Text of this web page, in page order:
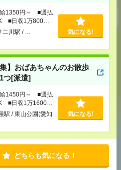
1350円～ ■週払
■日収1万800円
二川駅 / … 気になる!
】おばあちゃんのお散歩
つ[派遣]
1450円～ ■週払
■日収1万1600円
駅 / 東山公園(愛知
気になる!
どちらも気になる！
2ビル316号
ページへ
なる！
からの